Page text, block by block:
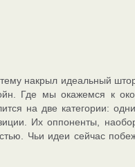
накрыл идеальный
Где мы окажемся к
на две категории:
Их оппоненты,
Чьи идеи сейчас